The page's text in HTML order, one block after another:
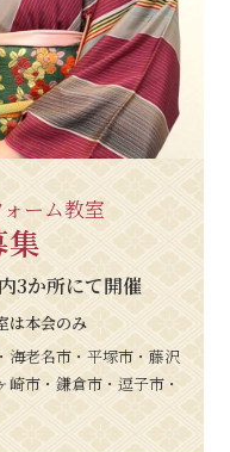
ーム教室
集
3か所にて開催
は本会のみ
海老名市・平塚市・藤沢
市・鎌倉市・逗子市・